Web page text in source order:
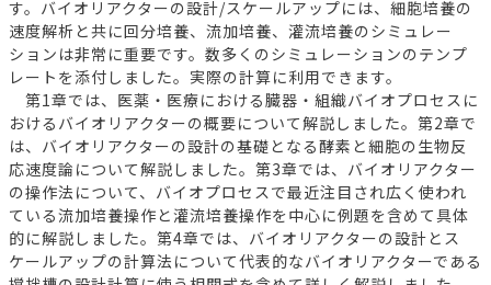
す。バイオリアクターの設計/スケールアップには、細胞培養の
速度解析と共に回分培養、流加培養、灌流培養のシミュレー
ションは非常に重要です。数多くのシミュレーションのテンプ
レートを添付しました。実際の計算に利用できます。
第1章では、医薬・医療における臓器・組織バイオプロセスに
おけるバイオリアクターの概要について解説しました。第2章で
は、バイオリアクターの設計の基礎となる酵素と細胞の生物反
応速度論について解説しました。第3章では、バイオリアクター
の操作法について、バイオプロセスで最近注目され広く使われ
ている流加培養操作と灌流培養操作を中心に例題を含めて具体
的に解説しました。第4章では、バイオリアクターの設計とス
ケールアップの計算法について代表的なバイオリアクターである